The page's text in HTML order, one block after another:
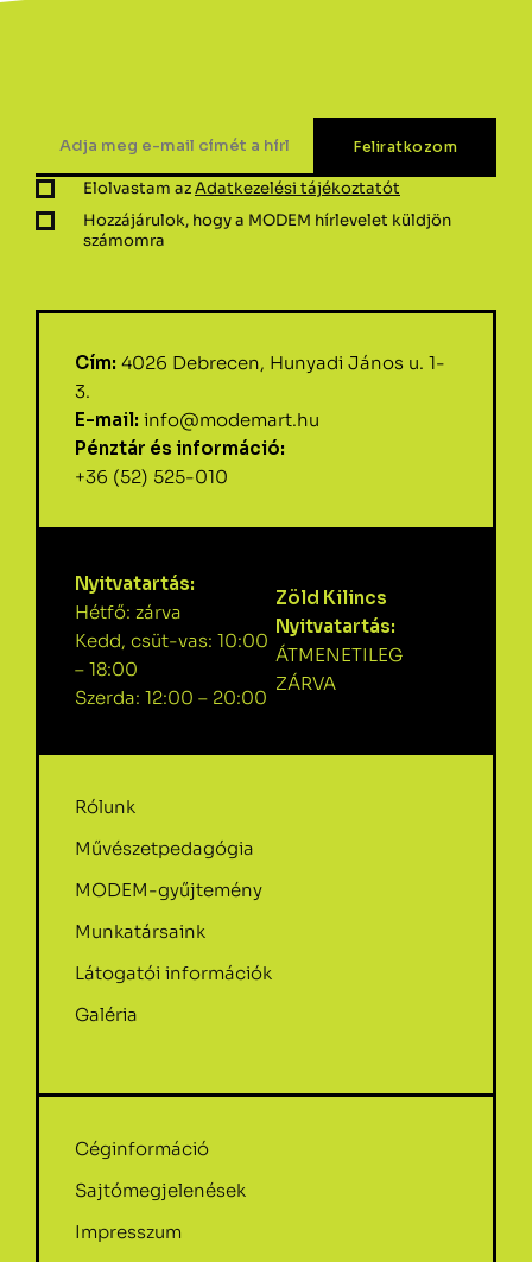
Elolvastam azAdatkezelési tájékoztatót
Hozzájárulok, hogy a MODEM hírlevelet küldjön
számomra
Cím: 4026 Debrecen, Hunyadi János u. 1-
3.
E-mail: info@modemart.hu
Pénztár és információ:
+36 (52) 525-010
Nyitvatartás:
Hétfő: zárva
Kedd, csüt-vas: 10:00
– 18:00
Szerda: 12:00 – 20:00
Zöld Kilincs
Nyitvatartás:
ÁTMENETILEG
ZÁRVA
Rólunk
Művészetpedagógia
MODEM-gyűjtemény
Munkatársaink
Látogatói információk
Galéria
Céginformáció
Sajtómegjelenések
Impresszum